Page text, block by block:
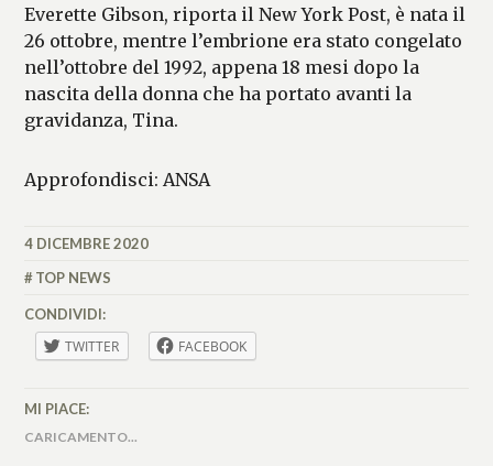
Everette Gibson, riporta il New York Post, è nata il
26 ottobre, mentre l’embrione era stato congelato
nell’ottobre del 1992, appena 18 mesi dopo la
nascita della donna che ha portato avanti la
gravidanza, Tina.
Approfondisci: ANSA
MATTEO
4 DICEMBRE 2020
TOP NEWS
CONDIVIDI:
TWITTER FACEBOOK
MI PIACE:
CARICAMENTO...